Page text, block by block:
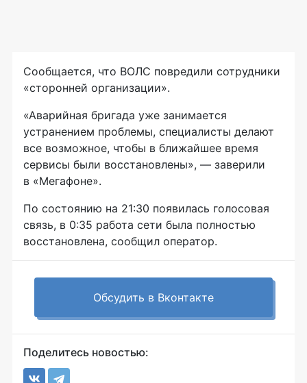
Сообщается, что ВОЛС повредили сотрудники
«сторонней организации».
«Аварийная бригада уже занимается
устранением проблемы, специалисты делают
все возможное, чтобы в ближайшее время
сервисы были восстановлены», — заверили
в «Мегафоне».
По состоянию на 21:30 появилась голосовая
связь, в 0:35 работа сети была полностью
восстановлена, сообщил оператор.
Обсудить в Вконтакте
Поделитесь новостью: